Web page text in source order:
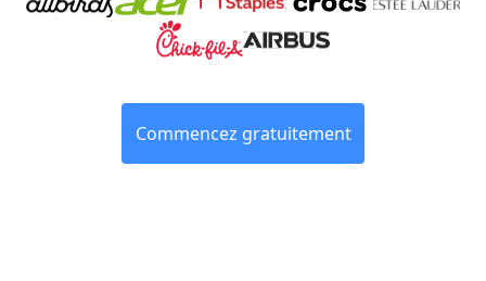
Commencez gratuitement